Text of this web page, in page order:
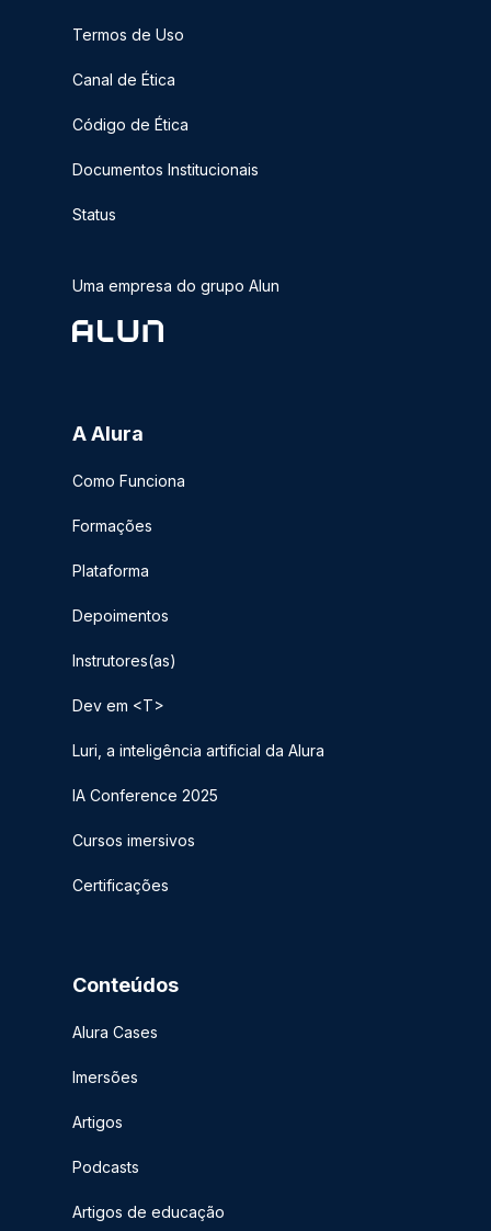
Termos de Uso
Canal de Ética
Código de Ética
Documentos Institucionais
Status
Uma empresa do grupo Alun
A Alura
Como Funciona
Formações
Plataforma
Depoimentos
Instrutores(as)
Dev em <T>
Luri, a inteligência artificial da Alura
IA Conference 2025
Cursos imersivos
Certificações
Conteúdos
Alura Cases
Imersões
Artigos
Podcasts
Artigos de educação